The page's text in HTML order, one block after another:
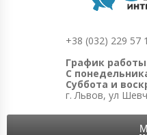
+38 (032) 229 57
График
С
Суббота и
г. Львов, ул